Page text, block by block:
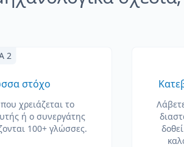
2
στόχο
χρειάζεται το
ή ο συνεργάτης
100+ γλώσσες.